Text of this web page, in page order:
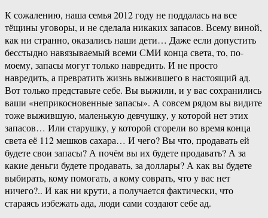
К сожалению, наша семья 2012 году не поддалась на все
тёщины уговоры, и не сделала никаких запасов. Всему виной,
как ни странно, оказались наши дети… Даже если допустить
бесстыдно навязываемый всеми СМИ конца света, то, по-
моему, запасы могут только навредить. И не просто
навредить, а превратить жизнь выжившего в настоящий ад.
Вот только представьте себе. Вы выжили, и у вас сохранились
ваши «неприкосновенные запасы». А совсем рядом вы видите
тоже выжившую, маленькую девчушку, у которой нет этих
запасов… Или старушку, у которой сгорели во время конца
света её 112 мешков сахара… И чего? Вы что, продавать ей
будете свои запасы? А почём вы их будете продавать? А за
какие деньги будете продавать, за доллары? А как вы будете
выбирать, кому помогать, а кому соврать, что у вас нет
ничего?.. И как ни крути, а получается фактически, что
стараясь избежать ада, люди сами создают себе ад.